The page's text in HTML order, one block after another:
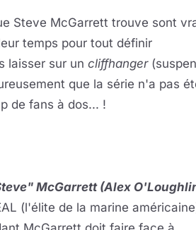
Steve McGarrett trouve sont
temps pour tout définir
laisser sur un cliffhanger
que la série n'a pas
de fans à dos... !
McGarrett (Alex
(l'élite de la marine